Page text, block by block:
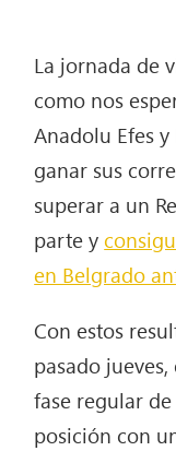
La jornada de
como nos
Anadolu Efes
ganar sus
superar a un
parte y
en Belgrado
Con estos
pasado
fase regular
posición con